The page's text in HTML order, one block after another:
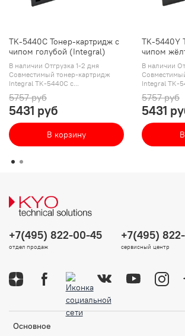
TK-5440C Тонер-картридж с
чипом голубой (Integral)
В наличии Отгрузка 1-2 дня
Совместимый тонер-картридж
Integral TK-5440C с...
5757 руб
5431 руб
В корзину
TK-5440Y
чипом
В наличии
Integral TK-
5757 руб
5431
Основное
+7(495) 822-00-45
отдел продаж
+7(495)
сервисный центр